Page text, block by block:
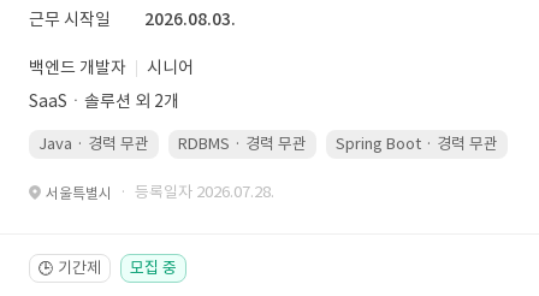
근무 시작일
2026.08.03.
백엔드 개발자
시니어
SaaSㆍ솔루션 외 2개
Java · 경력 무관 RDBMS · 경력 무관 Spring Boot · 경력 무관
서울특별시 · 등록일자 2026.07.28.
🕒 기간제 모집 중